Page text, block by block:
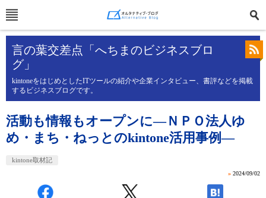
言の葉交差点「へちまのビジネスブロ
グ」
kintoneをはじめとしたITツールの紹介や企業インタビュー、書評などを掲載
するビジネスブログです。
活動も情報もオープンに―ＮＰＯ法人ゆ
め・まち・ねっとのkintone活用事例―
kintone取材記
» 2024/09/02